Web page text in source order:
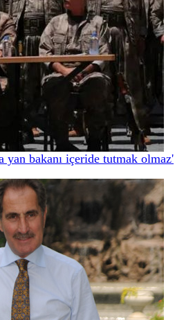
bakanı içeride tutmak olmaz'